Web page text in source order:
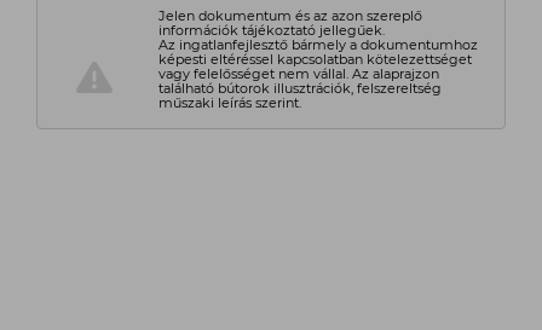
Jelen dokumentum és az azon szereplő
információk tájékoztató jellegűek.
Az ingatlanfejlesztő bármely a dokumentumhoz
képesti eltéréssel kapcsolatban kötelezettséget
vagy felelősséget nem vállal. Az alaprajzon
található bútorok illusztrációk, felszereltség
műszaki leírás szerint.